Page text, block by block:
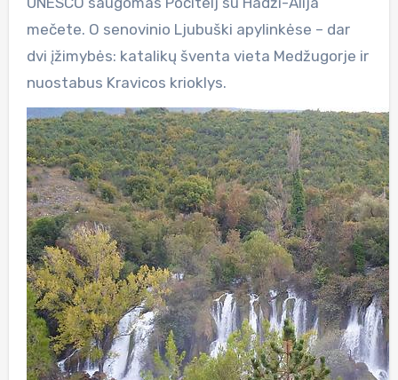
mečete. O senovinio Ljubuški apylinkėse – dar
dvi įžimybės: katalikų šventa vieta Medžugorje ir
nuostabus Kravicos krioklys.